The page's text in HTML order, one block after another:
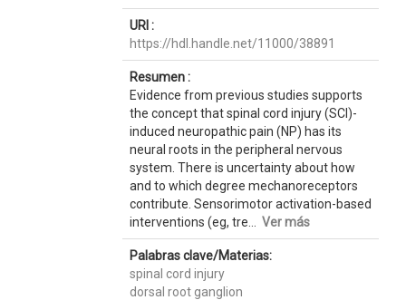
URI :
https://hdl.handle.net/11000/38891
Resumen :
Evidence from previous studies supports
the concept that spinal cord injury (SCI)-
induced neuropathic pain (NP) has its
neural roots in the peripheral nervous
system. There is uncertainty about how
and to which degree mechanoreceptors
contribute. Sensorimotor activation-based
interventions (eg, tre... Ver más
Palabras clave/Materias:
spinal cord injury
dorsal root ganglion